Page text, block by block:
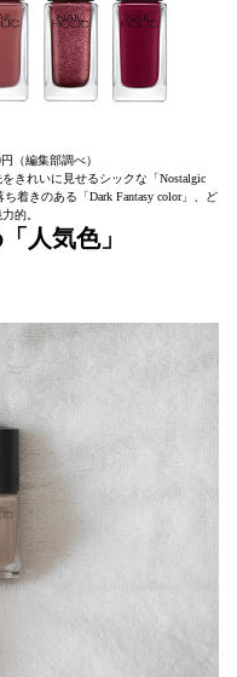
（編集部調べ）
きれいに見せるシックな「Nostalgic
着きのある「Dark Fantasy color」、ど
的。
人気色」